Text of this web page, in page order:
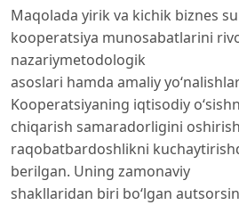
Maqolada yirik va kichik biznes
kooperatsiya munosabatlarini
nazariymetodologik
asoslari hamda amaliy
Kooperatsiyaning iqtisodiy
chiqarish samaradorligini
raqobatbardoshlikni
berilgan. Uning zamonaviy
shakllaridan biri bo‘lgan